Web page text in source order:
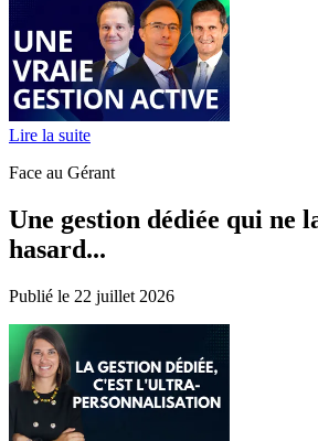
Lire la suite
Face au Gérant
Une gestion dédiée qui ne
hasard...
Publié le 22 juillet 2026